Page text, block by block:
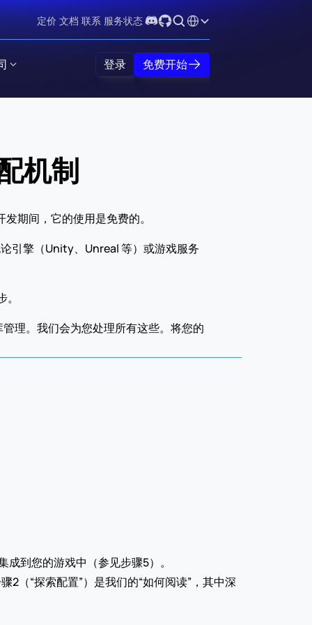
定价 文档 联系 服务状态 Select Language
登录 免费开始
机制
期间，它的使用是免费的。
引擎（Unity、Unreal 等）或游戏服务
理。我们会为您处理所有这些。将您的
到您的游戏中（参见步骤5）。
（“探索配置”）是我们的“如何阅读”，其中深